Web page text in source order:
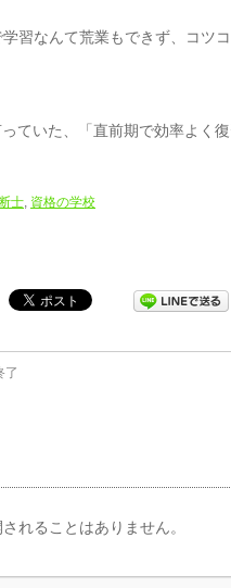
習なんて荒業もできず、コツ
ていた、「直前期で効率よく
士, 資格の学校
了
れることはありません。